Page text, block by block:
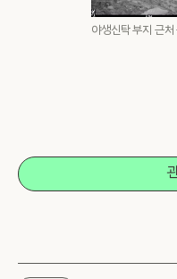
야생신탁 부지 근처